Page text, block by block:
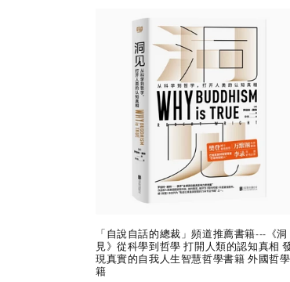
「自說自話的總裁」頻道推薦書籍---《洞
見》從科學到哲學 打開人類的認知真相
現真實的自我人生智慧哲學書籍 外國哲
籍